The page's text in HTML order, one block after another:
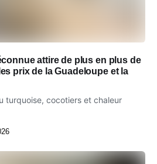
attire de plus en plus de
prix de la Guadeloupe et la
turquoise, cocotiers et chaleur